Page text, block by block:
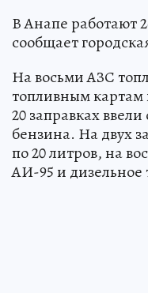
В Анапе работают
сообщает
На восьми АЗС
топливным картам
20 заправках
бензина. На двух
по 20 литров, на
АИ-95 и дизельное